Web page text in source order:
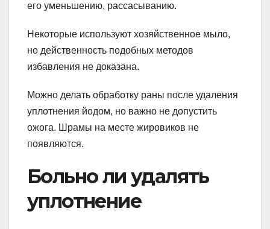
его уменьшению, рассасыванию.
Некоторые используют хозяйственное мыло,
но действенность подобных методов
избавления не доказана.
Можно делать обработку раны после удаления
уплотнения йодом, но важно не допустить
ожога. Шрамы на месте жировиков не
появляются.
Больно ли удалять
уплотнение